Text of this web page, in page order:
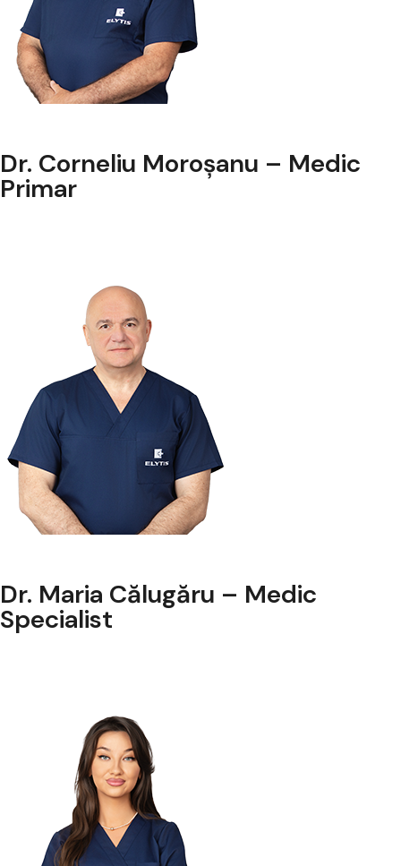
Dr. Corneliu Moroșanu – Medic
Primar
Dr. Maria Călugăru – Medic
Specialist